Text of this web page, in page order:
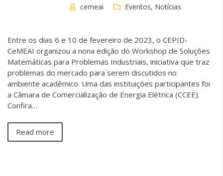
cemeai Eventos, Notícias
Entre os dias 6 e 10 de fevereiro de 2023, o CEPID-
CeMEAI organizou a nona edição do Workshop de Soluções
Matemáticas para Problemas Industriais, iniciativa que traz
problemas do mercado para serem discutidos no
ambiente acadêmico. Uma das instituições participantes foi
a Câmara de Comercialização de Energia Elétrica (CCEE).
Confira…
Read more